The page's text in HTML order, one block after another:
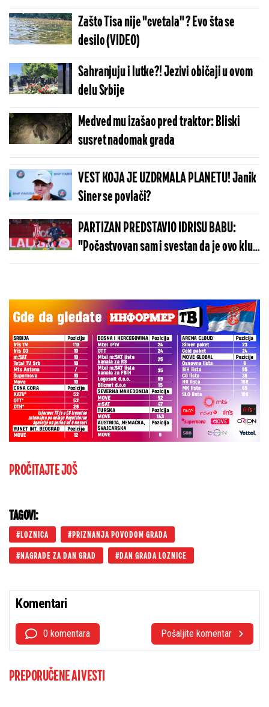
Zašto Tisa nije "cvetala" ? Evo šta se
desilo (VIDEO)
Sahranjuju i lutke?! Jezivi običaji u ovom
delu Srbije
Medved mu izašao pred traktor: Bliski
susret nadomak grada
VEST KOJA JE UZDRMALA PLANETU! Janik
Siner se povlači?
PARTIZAN PREDSTAVIO IDRISU BABU:
"Počastvovan sam i svestan da je ovo klub
sa velikom istorijom"
PROČITAJTE JOŠ
TAGOVI:
LOZNICA PRIZNANJA POVODOM GRADA
NAGRADE ZA DAN GRAD DAN GRADA LOZNICE
Komentari
0 komentara Pošaljite komentar
PREPORUČENE AI VESTI